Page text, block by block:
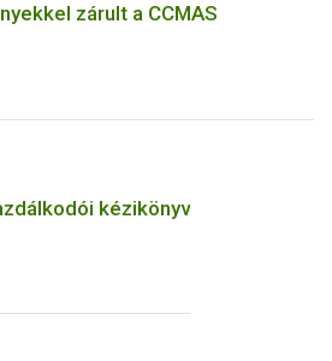
zárult a CCMAS
kézikönyv